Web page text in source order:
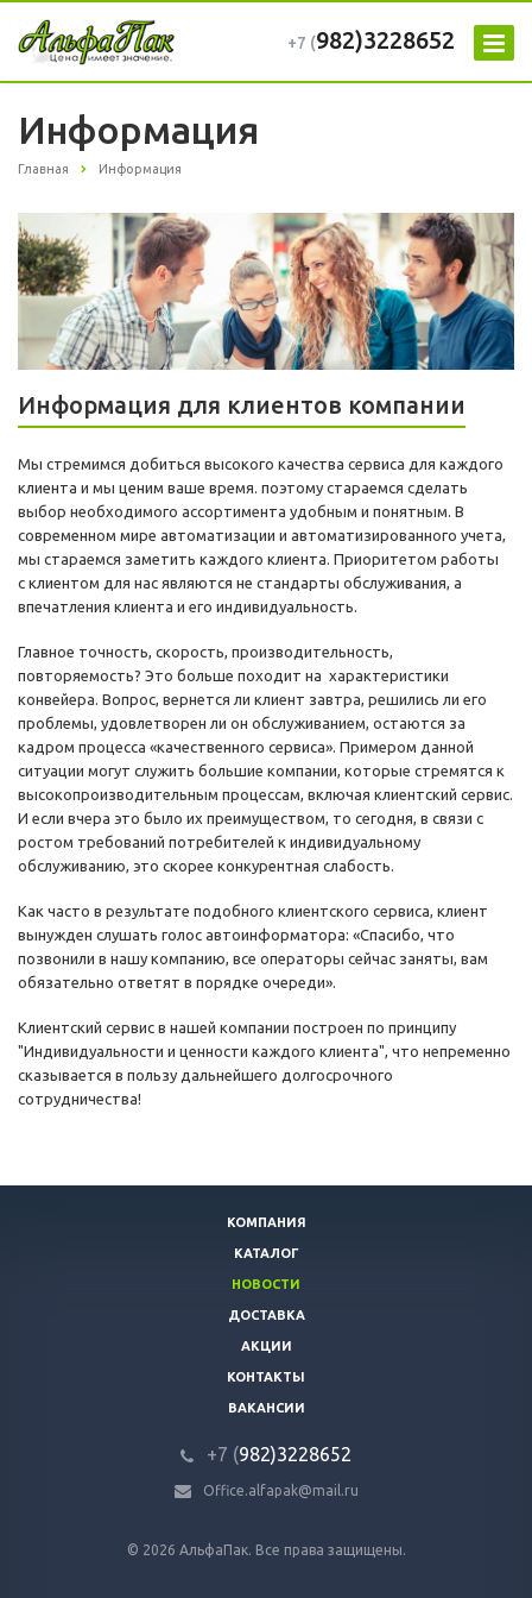
+7 (982)3228652
Информация
Главная Информация
Информация для клиентов компании
Мы стремимся добиться высокого качества сервиса для каждого
клиента и мы ценим ваше время. поэтому стараемся сделать
выбор необходимого ассортимента удобным и понятным. В
современном мире автоматизации и автоматизированного учета,
мы стараемся заметить каждого клиента. Приоритетом работы
с клиентом для нас являются не стандарты обслуживания, а
впечатления клиента и его индивидуальность.
Главное точность, скорость, производительность,
повторяемость? Это больше походит на характеристики
конвейера. Вопрос, вернется ли клиент завтра, решились ли его
проблемы, удовлетворен ли он обслуживанием, остаются за
кадром процесса «качественного сервиса». Примером данной
ситуации могут служить большие компании, которые стремятся к
высокопроизводительным процессам, включая клиентский сервис.
И если вчера это было их преимуществом, то сегодня, в связи с
ростом требований потребителей к индивидуальному
обслуживанию, это скорее конкурентная слабость.
Как часто в результате подобного клиентского сервиса, клиент
вынужден слушать голос автоинформатора: «Спасибо, что
позвонили в нашу компанию, все операторы сейчас заняты, вам
обязательно ответят в порядке очереди».
Клиентский сервис в нашей компании построен по принципу
"Индивидуальности и ценности каждого клиента", что непременно
сказывается в пользу дальнейшего долгосрочного
сотрудничества!
КОМПАНИЯ
КАТАЛОГ
НОВОСТИ
ДОСТАВКА
АКЦИИ
КОНТАКТЫ
ВАКАНСИИ
+7 (982)3228652
Office.alfapak@mail.ru
© 2026 АльфаПак. Все права защищены.